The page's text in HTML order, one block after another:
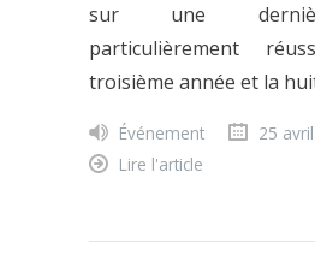
sur une
particulièrement
troisième année et la
Événement
25
Lire l'article